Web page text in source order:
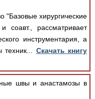
"Базовые хирургические
рассматривает
инструментария, а
Скачать книгу
швы и анастамозы в